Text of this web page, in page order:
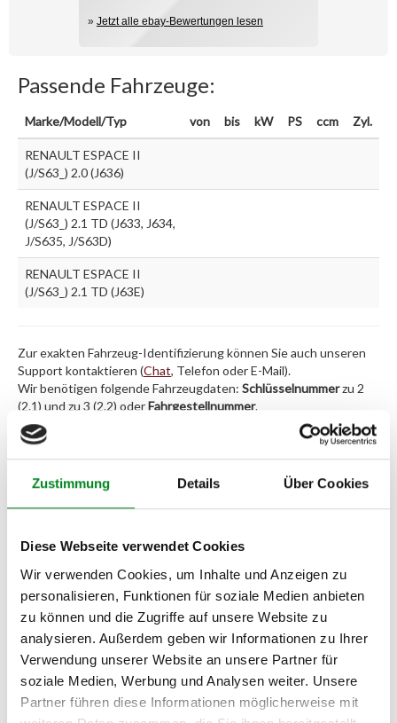
Zustimmung Details Über Cookies
Diese Webseite verwendet Cookies
Wir verwenden Cookies, um Inhalte und Anzeigen zu
personalisieren, Funktionen für soziale Medien anbieten
zu können und die Zugriffe auf unsere Website zu
analysieren. Außerdem geben wir Informationen zu Ihrer
Verwendung unserer Website an unsere Partner für
soziale Medien, Werbung und Analysen weiter. Unsere
Partner führen diese Informationen möglicherweise mit
» Jetzt alle ebay-Bewertungen lesen
Passende Fahrzeuge:
Marke/Modell/Typ von bis kW PS ccm Zyl.
RENAULT ESPACE II
(J/S63_) 2.0 (J636)
RENAULT ESPACE II
(J/S63_) 2.1 TD (J633, J634,
J/S635, J/S63D)
RENAULT ESPACE II
(J/S63_) 2.1 TD (J63E)
Zur exakten Fahrzeug-Identifizierung können Sie auch unseren
Support kontaktieren (Chat, Telefon oder E-Mail).
Wir benötigen folgende Fahrzeugdaten: Schlüsselnummerzu 2
(2.1) und zu 3 (2.2) oderFahrgestellnummer.
Fahrzeug-Suche für AT-Lenkgetriebe
Hersteller/EU Verantwortliche
Person
Hersteller
Unternehmensname:
TMC Turbolader Manufaktur Coesfeld
Am Wasserturm 55, Coesfeld, NRW, 48653, DE